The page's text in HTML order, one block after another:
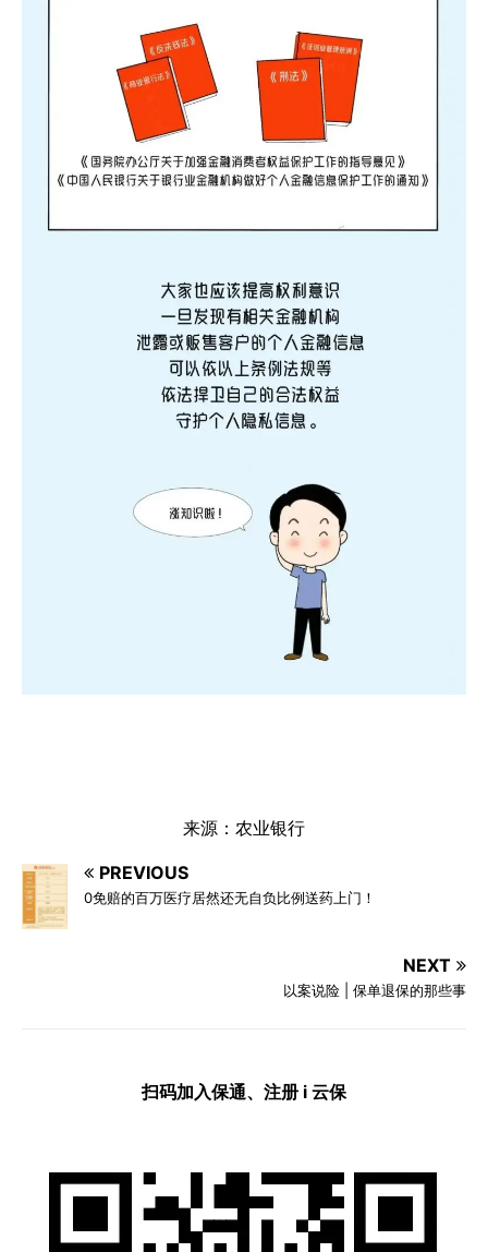
来源：农业银行
PREVIOUS
0免赔的百万医疗居然还无自负比例送药上门！
NEXT
以案说险 | 保单退保的那些事
扫码加入保通、注册 i 云保